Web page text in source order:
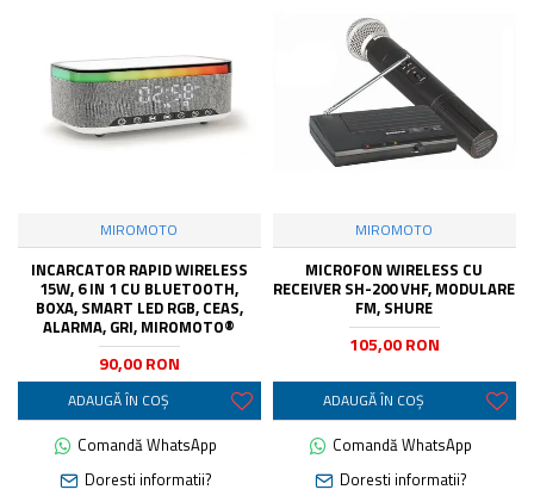
MIROMOTO
INCARCATOR RAPID WIRELESS
15W, 6 IN 1 CU BLUETOOTH,
BOXA, SMART LED RGB, CEAS,
ALARMA, GRI, MIROMOTO®
90,00 RON
ADAUGĂ ÎN COŞ
Comandă WhatsApp
Doresti informatii?
MIROMOTO
MICROFON WIRELESS CU
RECEIVER SH-200 VHF, MODULARE
FM, SHURE
105,00 RON
ADAUGĂ ÎN COŞ
Comandă WhatsApp
Doresti informatii?